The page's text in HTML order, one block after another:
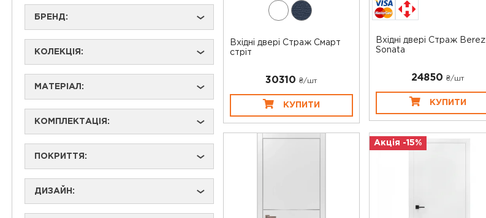
БРЕНД: ›
КОЛЕКЦІЯ: ›
МАТЕРІАЛ: ›
КОМПЛЕКТАЦІЯ: ›
ПОКРИТТЯ: ›
ДИЗАЙН: ›
Вхідні двері Страж Смарт
стріт
30310 ₴/шт
КУПИТИ
Вхідні двері Страж Berez
Sonata
24850 ₴/шт
КУПИТИ
Акція -15%